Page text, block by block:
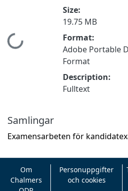
Hämtar...
Size:
19.75 MB
Format:
Adobe Portable
Format
Description:
Fulltext
Samlingar
Examensarbeten för
Om
Chalmers
Personuppgifter
och cookies